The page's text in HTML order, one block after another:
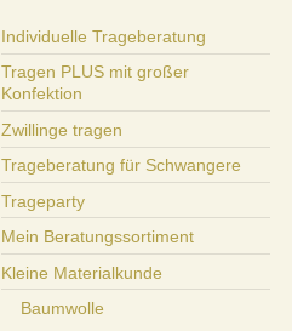
Individuelle Trageberatung
Tragen PLUS mit großer
Konfektion
Zwillinge tragen
Trageberatung für Schwangere
Trageparty
Mein Beratungssortiment
Kleine Materialkunde
Baumwolle